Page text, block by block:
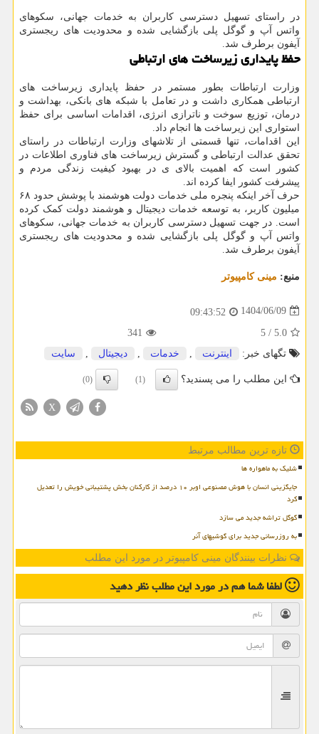
در راستای تسهیل دسترسی کاربران به خدمات جهانی، سکوهای
واتس آپ و گوگل پلی بازگشایی شده و محدودیت های ریجستری
آیفون برطرف شد.
حفظ پایداری زیرساخت های ارتباطی
وزارت ارتباطات بطور مستمر در حفظ پایداری زیرساخت های
ارتباطی همکاری داشت و در تعامل با شبکه های بانکی، بهداشت و
درمان، توزیع سوخت و ناترازی انرژی، اقدامات اساسی برای حفظ
استواری این زیرساخت ها انجام داد.
این اقدامات، تنها قسمتی از تلاشهای وزارت ارتباطات در راستای
تحقق عدالت ارتباطی و گسترش زیرساخت های فناوری اطلاعات در
کشور است که اهمیت بالای ی در بهبود کیفیت زندگی مردم و
پیشرفت کشور ایفا کرده اند.
حرف آخر اینکه پنجره ملی خدمات دولت هوشمند با پوشش حدود ۶۸
میلیون کاربر، به توسعه خدمات دیجیتال و هوشمند دولت کمک کرده
است. در جهت تسهیل دسترسی کاربران به خدمات جهانی، سکوهای
واتس آپ و گوگل پلی بازگشایی شده و محدودیت های ریجستری
آیفون برطرف شد.
منبع: مینی كامپیوتر
1404/06/09
09:43:52
5.0
/
5
341
تگهای خبر:
اینترنت خدمات دیجیتال سایت
این مطلب را می پسندید؟ (1)
(0)
X
تازه ترین مطالب مرتبط
شلیک به ماهواره ها
جایگزینی انسان با هوش مصنوعی اوبر ۱۰ درصد از کارکنان بخش پشتیبانی خویش را تعدیل
کرد
گوگل تراشه جدید می سازد
به روزرسانی جدید برای گوشیهای آنر
نظرات بینندگان مینی کامپیوتر در مورد این مطلب
لطفا شما همدر مورد این مطلبنظر دهید